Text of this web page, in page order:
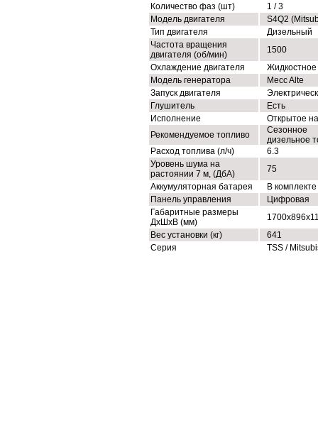
Количество фаз (шт)
1 / 3
Модель двигателя
S4Q2
Тип двигателя
Дизельный
Частота вращения
двигателя (об/мин)
1500
Охлаждение двигателя
Жидкостное
Модель генератора
Mecc Alte
Запуск двигателя
Глушитель
Есть
Исполнение
Открытое
Рекомендуемое топливо
Сезонное
дизельное
Расход топлива (л/ч)
6.3
Уровень шума на
растоянии 7 м, (ДбА)
75
Аккумуляторная батарея
В комплекте
Панель управления
Цифровая
Габаритные размеры
ДхШхВ (мм)
Вес установки (кг)
641
Серия
TSS /